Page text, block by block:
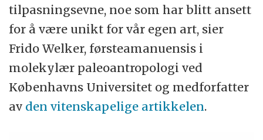
Videnskab.dk.
– Vi kan blant annet bruke denne
kunnskapen til å forstå hvorfor nålevende
mennesker kan være forskjellige fra
hverandre. For eksempel er noen av
menneskene som lever i Himalaya i dag,
tilpasningsevne, noe som har blitt ansett
for å være unikt for vår egen art, sier
Frido Welker, førsteamanuensis i
molekylær paleoantropologi ved
Københavns Universitet og medforfatter
av den vitenskapelige artikkelen.